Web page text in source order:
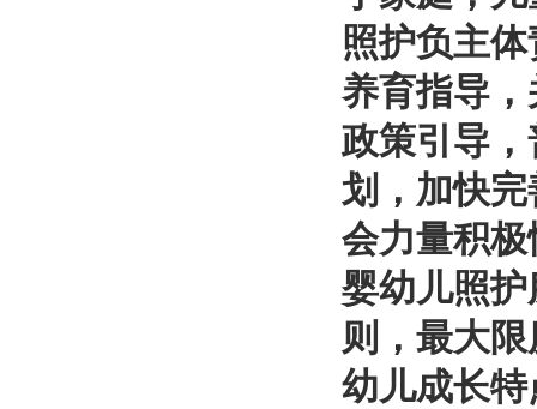
照护负主
养育指导
政策引导
划，加快
会力量积
婴幼儿照
则，最大
幼儿成长